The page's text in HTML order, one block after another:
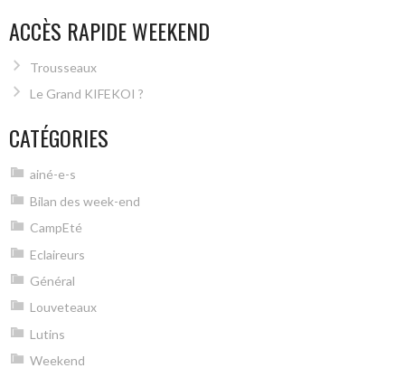
ACCÈS RAPIDE WEEKEND
Trousseaux
Le Grand KIFEKOI ?
CATÉGORIES
ainé-e-s
Bilan des week-end
CampEté
Eclaireurs
Général
Louveteaux
Lutins
Weekend